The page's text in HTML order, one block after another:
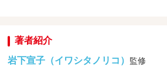
著者紹介
岩下宣子（イワシタノリコ） 監修